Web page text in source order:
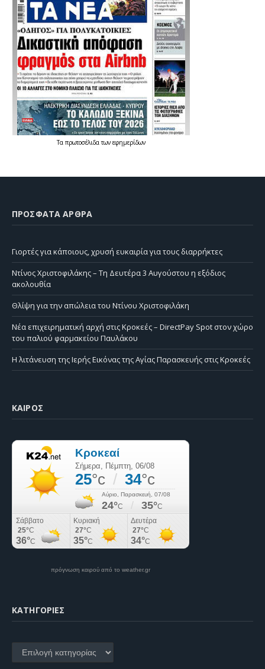
Τα πρωτοσέλιδατων εφημερίδων
ΠΡΌΣΦΑΤΑ ΆΡΘΡΑ
Γιορτές για κάποιους, χρυσή ευκαιρία για τους διαρρήκτες
Ντίνος Χριστοφιλάκης – Τη Δευτέρα 3 Αυγούστου η εξόδιος
ακολουθία
Θλίψη για την απώλεια του Ντίνου Χριστοφιλάκη
Νέα επιχειρηματική αρχή στις Κροκεές – DirectPay Spot στον χώρο
του παλιού φαρμακείου Παυλάκου
Η λιτάνευση της Ιερής Εικόνας της Αγίας Παρασκευής στις Κροκεές
ΚΑΙΡΌΣ
πρόγνωση καιρού από το weather.gr
KΑΤΗΓΟΡΊΕΣ
Kατηγορίες